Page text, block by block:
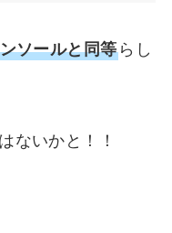
ソールと同等 らし
ないかと！！